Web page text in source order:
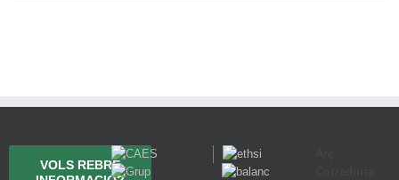
VOLS REBRE